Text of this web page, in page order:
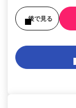
後で見る